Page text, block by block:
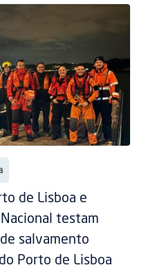
de Lisboa e
testam
salvamento
Porto de Lisboa